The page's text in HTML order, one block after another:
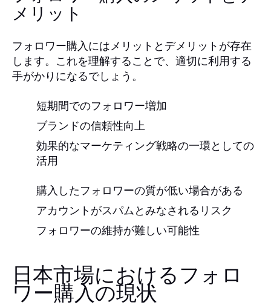
メリット
フォロワー購入にはメリットとデメリットが存在
します。これを理解することで、適切に利用する
手がかりになるでしょう。
短期間でのフォロワー増加
ブランドの信頼性向上
効果的なマーケティング戦略の一環としての
活用
購入したフォロワーの質が低い場合がある
アカウントがスパムとみなされるリスク
フォロワーの維持が難しい可能性
日本市場におけるフォロ
ワー購入の現状